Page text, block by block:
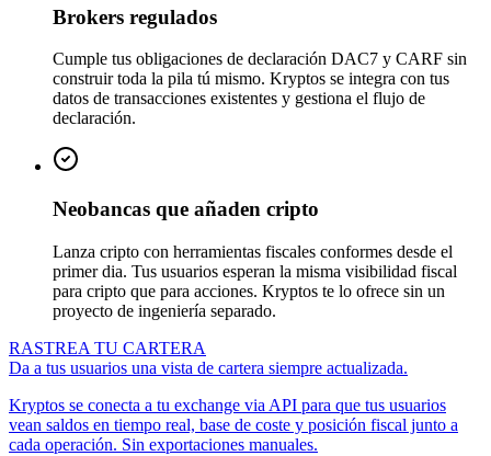
Brokers regulados
Cumple tus obligaciones de declaración DAC7 y CARF sin
construir toda la pila tú mismo. Kryptos se integra con tus
datos de transacciones existentes y gestiona el flujo de
declaración.
Neobancas que añaden cripto
Lanza cripto con herramientas fiscales conformes desde el
primer dia. Tus usuarios esperan la misma visibilidad fiscal
para cripto que para acciones. Kryptos te lo ofrece sin un
proyecto de ingeniería separado.
RASTREA TU CARTERA
Da a tus usuarios una vista de cartera siempre actualizada.
Kryptos se conecta a tu exchange via API para que tus usuarios
vean saldos en tiempo real, base de coste y posición fiscal junto a
cada operación. Sin exportaciones manuales.